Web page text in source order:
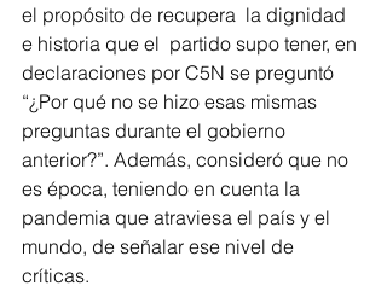
el propósito de recupera  la dignidad
e historia que el  partido supo tener, en
declaraciones por C5N se preguntó
“¿Por qué no se hizo esas mismas
preguntas durante el gobierno
anterior?”. Además, consideró que no
es época, teniendo en cuenta la
pandemia que atraviesa el país y el
mundo, de señalar ese nivel de
críticas.